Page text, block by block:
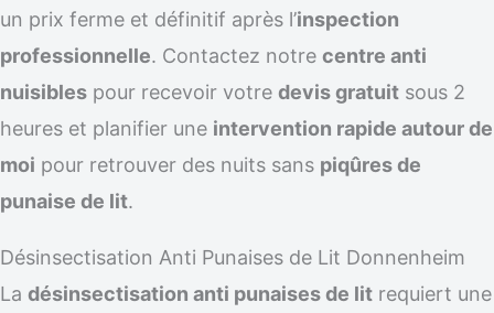
un prix ferme et définitif après l’inspection
professionnelle. Contactez notre centre anti
nuisibles pour recevoir votre devis gratuit sous 2
heures et planifier une intervention rapide autour de
moi pour retrouver des nuits sans piqûres de
punaise de lit.
Désinsectisation Anti Punaises de Lit Donnenheim
La désinsectisation anti punaises de lit requiert une